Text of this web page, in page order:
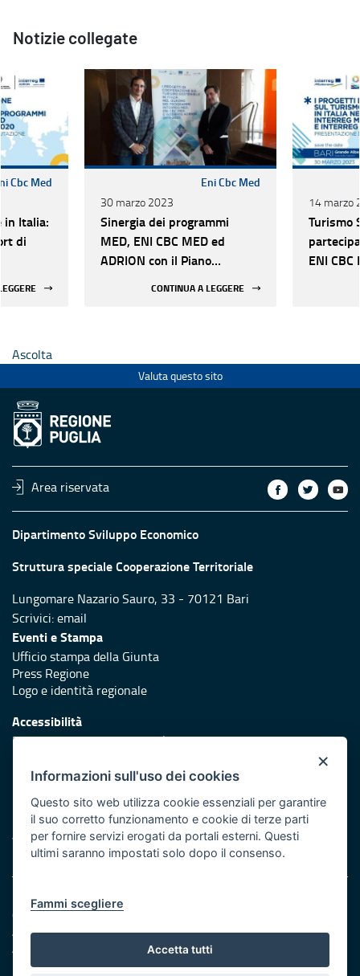
Notizie collegate
Cbc Med
in Italia:
di
Eni Cbc Med
30 marzo 2023
Sinergia dei programmi
MED, ENI CBC MED ed
ADRION con il Piano
CONTINUA A LEGGERE
14 marzo
Turismo
ENI
Ascolta
Valuta questo sito
Area riservata
Dipartimento Sviluppo Economico
Struttura speciale Cooperazione Territoriale
Lungomare Nazario Sauro, 33 - 70121 Bari
Scrivici:email
Eventi e Stampa
Ufficio stampa della Giunta
Press Regione
Logo e identità regionale
Accessibilità
Dichiarazione di accessibilità
Redazione
Protezione civile
Vai al sito di Protezione Civile Puglia
Note legali
Cookie e privacy
Amministrazione trasparente
Atti di notifica
Feed RSS
×
Informazioni sull'uso dei cookies
Questo sito web utilizza cookie essenziali per garantire
il suo corretto funzionamento e cookie di terze parti
per fornire servizi erogati da portali esterni. Questi
ultimi saranno impostati solo dopo il consenso.
Fammi scegliere
Accetta tutti